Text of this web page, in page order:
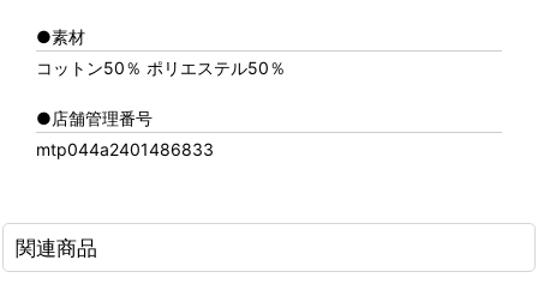
●素材
コットン50％ ポリエステル50％
●店舗管理番号
mtp044a2401486833
関連商品